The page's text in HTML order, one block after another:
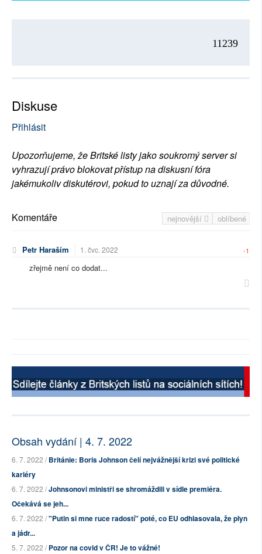
11239
Diskuse
Přihlásit
Upozorňujeme, že Britské listy jako soukromý server si
vyhrazují právo blokovat přístup na diskusní fóra
jakémukoliv diskutérovi, pokud to uznají za důvodné.
nejnovější oblíbené
Komentáře
Petr Haraším 1. čvc. 2022 -1
zřejmě není co dodat...
Obsah vydání | 4. 7. 2022
6. 7. 2022 /Británie: Boris Johnson čelí nejvážnější krizi své politické
kariéry
6. 7. 2022 /Johnsonovi ministři se shromáždili v sídle premiéra.
Očekává se jeh...
6. 7. 2022 /"Putin si mne ruce radostí" poté, co EU odhlasovala, že plyn
a jádr...
5. 7. 2022 /Pozor na covid v ČR! Je to vážné!